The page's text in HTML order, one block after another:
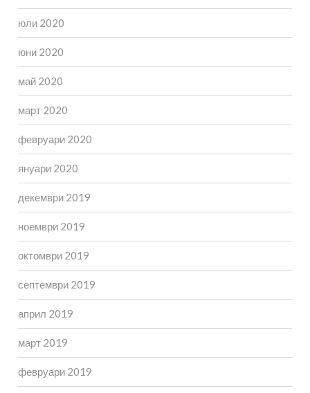
юли 2020
юни 2020
май 2020
март 2020
февруари 2020
януари 2020
декември 2019
ноември 2019
октомври 2019
септември 2019
април 2019
март 2019
февруари 2019